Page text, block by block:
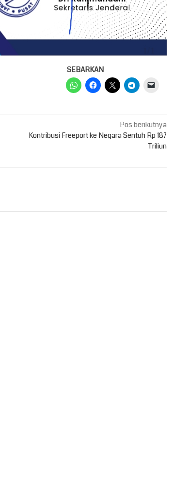
SEBARKAN
Pos berikutnya
Kontribusi Freeport ke Negara Sentuh Rp 187
Triliun